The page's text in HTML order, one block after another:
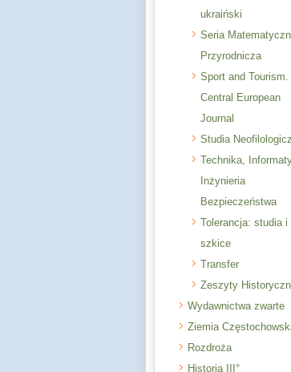
ukraiński
Seria
Przyrodnicza
Sport and Tourism.
Central European
Journal
Studia
Technika,
Inżynieria
Bezpieczeństwa
Tolerancja: studia i
szkice
Transfer
Zeszyty
Wydawnictwa zwarte
Ziemia
Rozdroża
Historia III°